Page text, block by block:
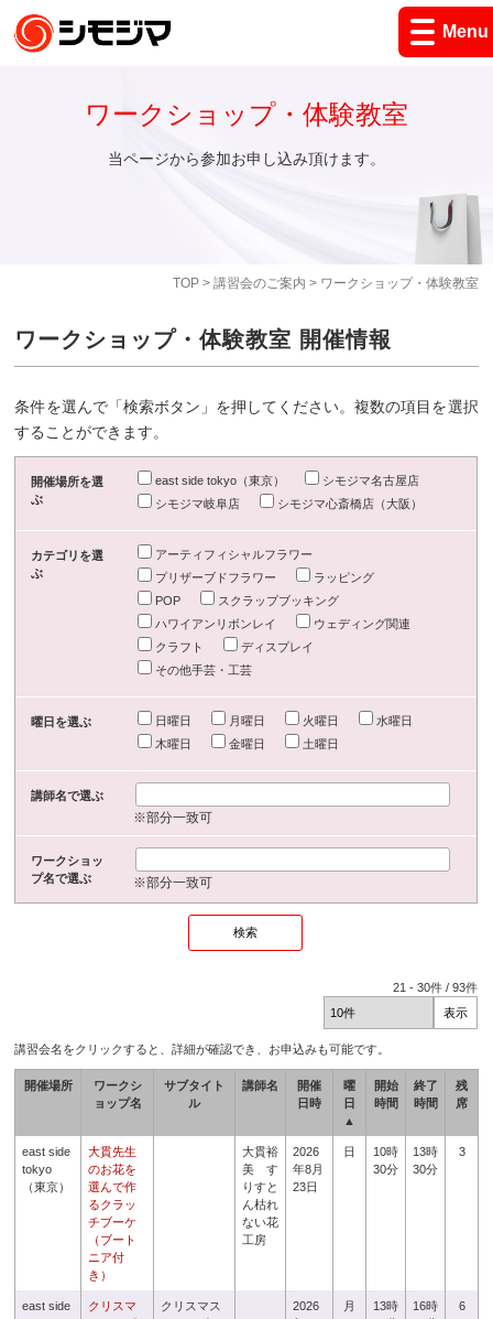
Menu
TOP> 講習会のご案内 > ワークショップ・体験教室
ワークショップ・体験教室
当ページから参加お申し込み頂けます。
ワークショップ・体験教室 開催情報
条件を選んで「検索ボタン」を押してください。複数の項目を選択
することができます。
開催場所を選
ぶ
east side tokyo（東京）
シモジマ名古屋店
シモジマ岐阜店
シモジマ心斎橋店（大阪）
カテゴリを選
ぶ
アーティフィシャルフラワー
プリザーブドフラワー
ラッピング
POP
スクラップブッキング
ハワイアンリボンレイ
ウェディング関連
クラフト
ディスプレイ
その他手芸・工芸
曜日を選ぶ 日曜日 月曜日 火曜日
水曜日
木曜日
金曜日 土曜日
講師名で選ぶ
※部分一致可
ワークショッ
プ名で選ぶ
※部分一致可
21 -30件 /93件
講習会名をクリックすると、詳細が確認でき、お申込みも可能です。
開催場所
ワークシ
ョップ名
サブタイト
ル
講師名
開催
日時
曜
日
▲
開始
時間
終了
時間
残
席
east side
tokyo
（東京）
大貫先生
のお花を
選んで作
るクラッ
チブーケ
（ブート
ニア付
き）
大貫裕
美 す
りすと
ん枯れ
ない花
工房
2026
年8月
23日
日
10時
30分
13時
30分
3
east side
クリスマ
クリスマス
2026
月
13時
16時
6